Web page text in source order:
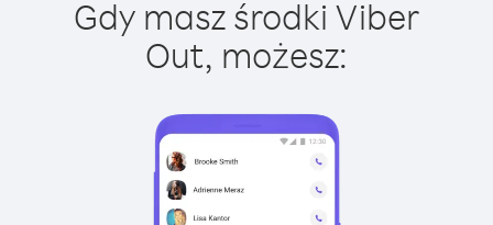
Gdy masz środki Viber
Out, możesz: